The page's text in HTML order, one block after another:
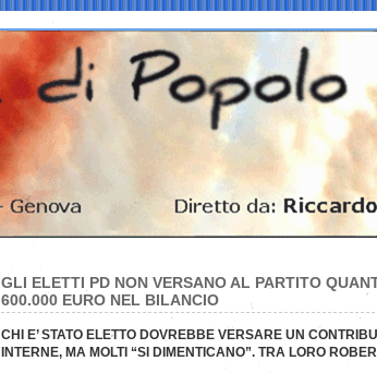
GLI ELETTI PD NON VERSANO AL PARTITO
600.000 EURO NEL BILANCIO
CHI E’ STATO ELETTO DOVREBBE VERSARE UN
INTERNE, MA MOLTI “SI DIMENTICANO”. TRA LORO